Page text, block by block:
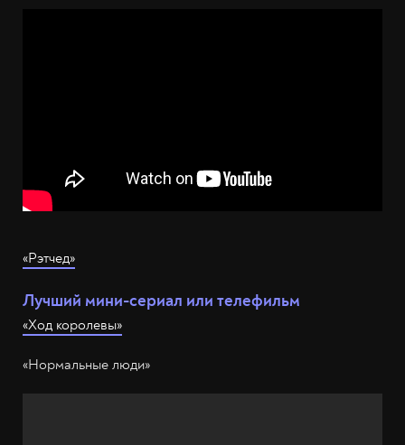
«Рэтчед»
Лучший мини-сериал или телефильм
«Ход королевы»
«Нормальные люди»